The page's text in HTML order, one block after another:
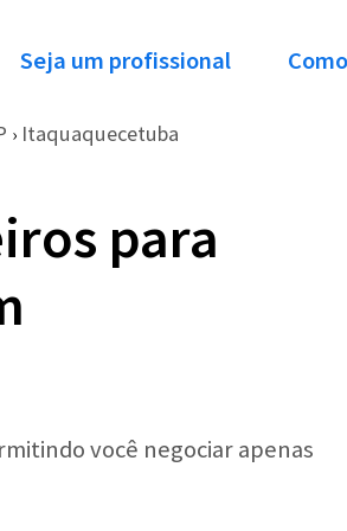
Seja um profissional
› Itaquaquecetuba
para
você negociar apenas